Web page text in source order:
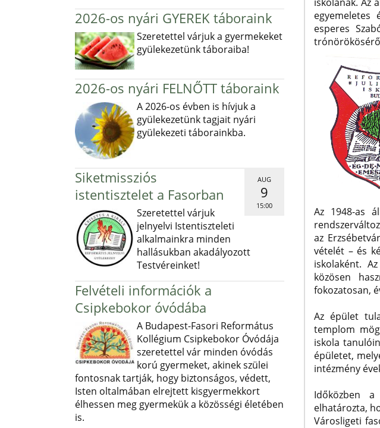
2026-os nyári GYEREK táboraink
Szeretettel várjuk a gyermekeket
gyülekezetünk táboraiba!
2026-os nyári FELNŐTT táboraink
A 2026-os évben is hívjuk a
gyülekezetünk tagjait nyári
gyülekezeti táborainkba.
AUG
9
15:00
Siketmissziós
istentisztelet a Fasorban
Szeretettel várjuk
jelnyelvi Istentiszteleti
alkalmainkra minden
hallásukban akadályozott
Testvéreinket!
Felvételi információk a
Csipkebokor óvódába
A Budapest-Fasori Református
Kollégium Csipkebokor Óvódája
szeretettel vár minden óvódás
korú gyermeket, akinek szülei
fontosnak tartják, hogy biztonságos, védett,
Isten oltalmában elrejtett kisgyermekkort
élhessen meg gyermekük a közösségi életében
is.
esperes
Az 1948-as
az
vételét – és
iskolaként.
közösen
fokozatosan,
Az épület
templom
iskola
épületet,
intézmény
Időközben a
elhatározta,
Városligeti